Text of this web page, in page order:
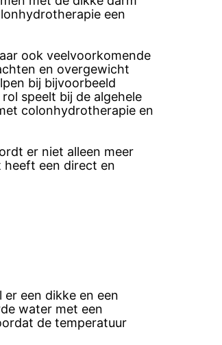
een
ook veelvoorkomende
en overgewicht
bij bijvoorbeeld
speelt bij de algehele
colonhydrotherapie en
er niet alleen meer
heeft een direct en
een dikke en een
water met een
de temperatuur